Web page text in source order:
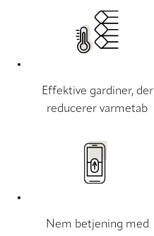
Effektive gardiner, der
reducerer varmetab
Nem betjening med